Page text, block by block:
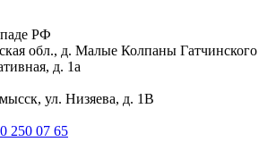
РФ
обл., д. Малые Колпаны Гатчинского
д. 1а
ул. Низяева, д. 1В
250 07 65